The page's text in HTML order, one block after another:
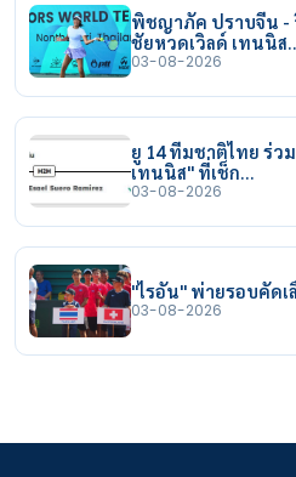
พิชญาภัค ปราบจีน -
ชัยหวดเวิลด์ เทนนิส
03-08-2026
ยู 14 ทีมชาติไทย ร่ว
เทนนิส" ที่เช็ก…
03-08-2026
"ไรอัน" พ่ายรอบคัด
03-08-2026